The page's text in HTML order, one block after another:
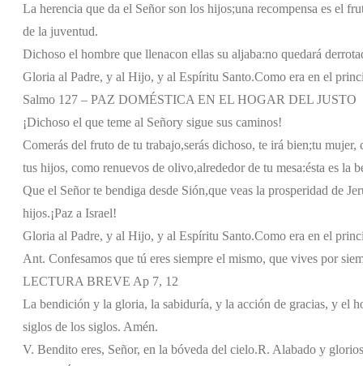
La herencia que da el Señor son los hijos;una recompensa es el
de la juventud.
Dichoso el hombre que llenacon ellas su aljaba:no quedará
Gloria al Padre, y al Hijo, y al Espíritu Santo.Como era en el
Salmo 127 – PAZ DOMÉSTICA EN EL HOGAR DEL JUSTO
¡Dichoso el que teme al Señory sigue sus caminos!
Comerás del fruto de tu trabajo,serás dichoso, te irá bien;tu mujer,
tus hijos, como renuevos de olivo,alrededor de tu mesa:ésta es la
Que el Señor te bendiga desde Sión,que veas la prosperidad de
hijos.¡Paz a Israel!
Gloria al Padre, y al Hijo, y al Espíritu Santo.Como era en el
Ant. Confesamos que tú eres siempre el mismo, que vives por
LECTURA BREVE Ap 7, 12
La bendición y la gloria, la sabiduría, y la acción de gracias, y el
siglos de los siglos. Amén.
V. Bendito eres, Señor, en la bóveda del cielo.R. Alabado y